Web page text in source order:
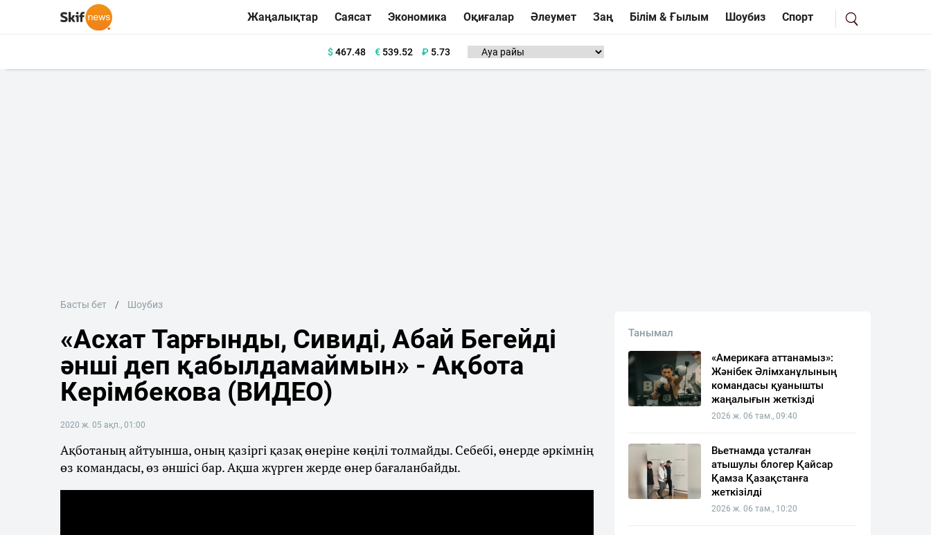
Жаңалықтар Саясат Экономика Оқиғалар Әлеумет Заң Білім & Ғылым Шоубиз Спорт
$467.48 €539.52 ₽ 5.73
Басты бет Шоубиз
«Асхат Тарғынды, Сивиді, Абай Бегейді
әнші деп қабылдамаймын» - Ақбота
Керімбекова (ВИДЕО)
2020 ж. 05 ақп., 01:00
Ақботаның айтуынша, оның қазіргі қазақ өнеріне көңілі толмайды. Себебі, өнерде әркімнің
өз командасы, өз әншісі бар. Ақша жүрген жерде өнер бағаланбайды.
Танымал
«Америкаға аттанамыз»:
Жәнібек Әлімханұлының
командасы қуанышты
жаңалығын жеткізді
2026 ж. 06 там., 09:40
Вьетнамда ұсталған
атышулы блогер Қайсар
Қамза Қазақстанға
жеткізілді
2026 ж. 06 там., 10:20